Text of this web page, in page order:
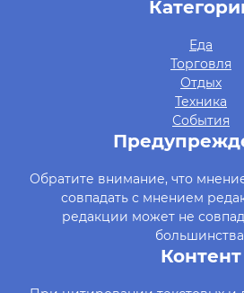
Еда
Торговля
Отдых
Техника
События
Обратите внимание, что
совпадать с мнением
редакции может не
Контент